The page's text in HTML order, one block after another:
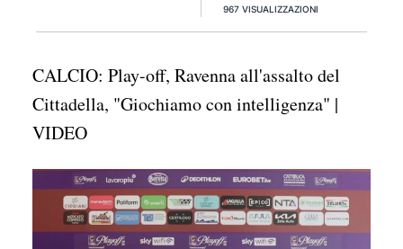
967 VISUALIZZAZIONI
CALCIO: Play-off, Ravenna all'assalto del
Cittadella, "Giochiamo con intelligenza" |
VIDEO